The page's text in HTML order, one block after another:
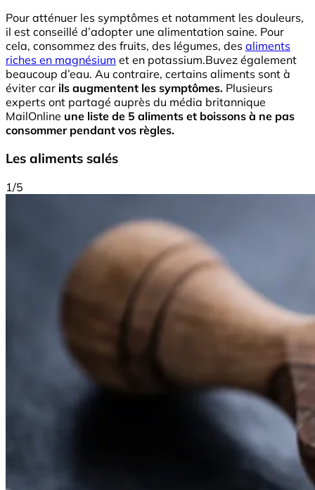
Pour atténuer les symptômes et notamment les douleurs,
il est conseillé d’adopter une alimentation saine. Pour
cela, consommez des fruits, des légumes, des aliments
riches en magnésium et en potassium.Buvez également
beaucoup d’eau. Au contraire, certains aliments sont à
éviter car ils augmentent les symptômes. Plusieurs
experts ont partagé auprès du média britannique
MailOnline une liste de 5 aliments et boissons à ne pas
consommer pendant vos règles.
Les aliments salés
1/5